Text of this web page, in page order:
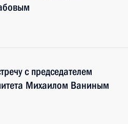
с председателем
Михаилом Ваниным